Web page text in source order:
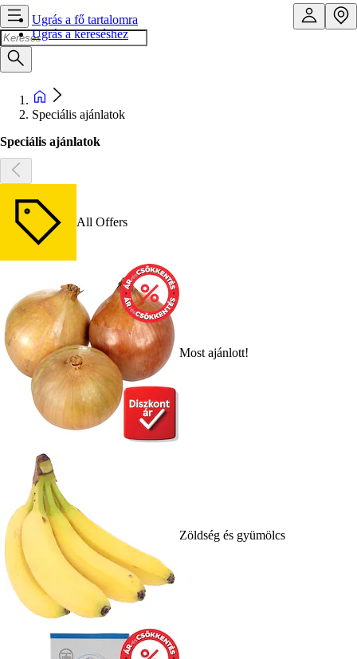
Ugrás a fő tartalomra
Ugrás a kereséshez
Speciális ajánlatok
Speciális ajánlatok
All Offers
Most ajánlott!
Zöldség és gyümölcs